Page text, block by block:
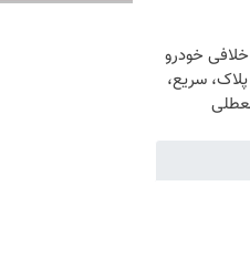
خلافی خودرو
سریع،